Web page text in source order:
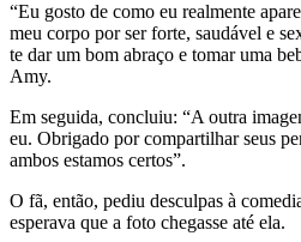
“Eu gosto de como eu realmente
meu corpo por ser forte, saudável e
te dar um bom abraço e tomar uma
Amy.
Em seguida, concluiu: “A outra
eu. Obrigado por compartilhar seus
ambos estamos certos”.
O fã, então, pediu desculpas à
esperava que a foto chegasse até ela.